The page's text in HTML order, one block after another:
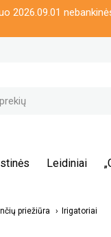
2026.09.01
Leidiniai
priežiūra Irigatoriai